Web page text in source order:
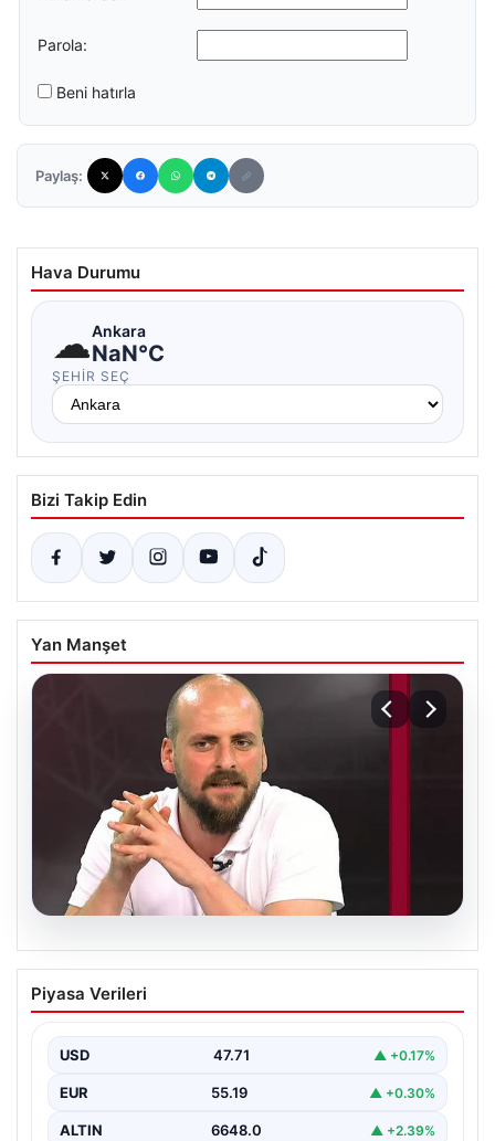
Parola:
Beni hatırla
Paylaş:
Hava Durumu
☁Ankara
NaN°C
ŞEHIR SEÇ
Bizi Takip Edin
Yan Manşet
06.08.2026
Transfer krizi soruşturmaya dönüştü!
Burhan Can Terzi için harekete geçildi
Piyasa Verileri
USD 47.71 ▲ +0.17%
EUR 55.19 ▲ +0.30%
ALTIN 6648.0 ▲ +2.39%